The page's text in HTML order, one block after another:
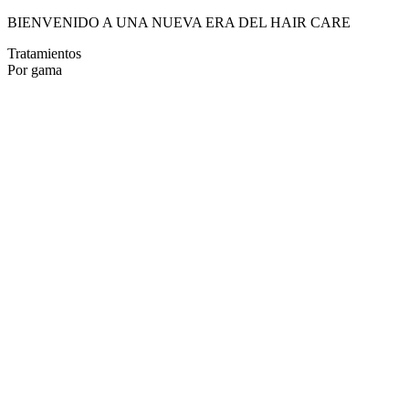
BIENVENIDO A UNA NUEVA ERA DEL HAIR CARE
Tratamientos
Por gama